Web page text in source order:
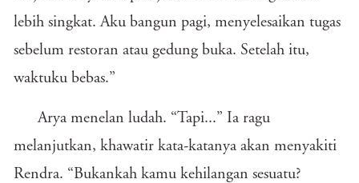
lebih singkat. Aku bangun pagi, menyelesaikan tugas
sebelum restoran atau gedung buka. Setelah itu,
waktuku bebas.”
Arya menelan ludah. “Tapi...” Ia ragu
melanjutkan, khawatir kata-katanya akan menyakiti
Rendra. “Bukankah kamu kehilangan sesuatu?